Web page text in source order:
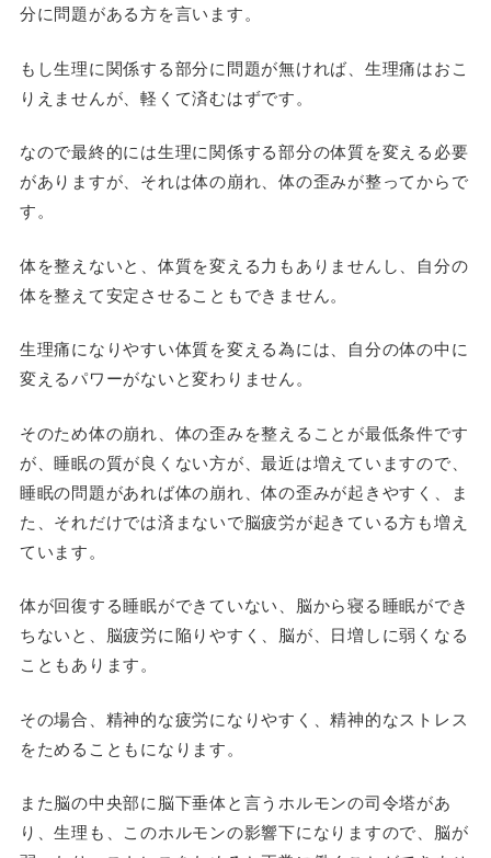
分に問題がある方を言います。
もし生理に関係する部分に問題が無ければ、生理痛はおこ
りえませんが、軽くて済むはずです。
なので最終的には生理に関係する部分の体質を変える必要
がありますが、それは体の崩れ、体の歪みが整ってからで
す。
体を整えないと、体質を変える力もありませんし、自分の
体を整えて安定させることもできません。
生理痛になりやすい体質を変える為には、自分の体の中に
変えるパワーがないと変わりません。
そのため体の崩れ、体の歪みを整えることが最低条件です
が、睡眠の質が良くない方が、最近は増えていますので、
睡眠の問題があれば体の崩れ、体の歪みが起きやすく、ま
た、それだけでは済まないで脳疲労が起きている方も増え
ています。
体が回復する睡眠ができていない、脳から寝る睡眠ができ
ちないと、脳疲労に陥りやすく、脳が、日増しに弱くなる
こともあります。
その場合、精神的な疲労になりやすく、精神的なストレス
をためることもになります。
また脳の中央部に脳下垂体と言うホルモンの司令塔があ
り、生理も、このホルモンの影響下になりますので、脳が